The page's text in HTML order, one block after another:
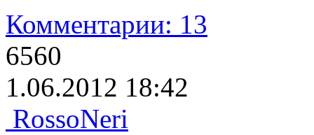
Комментарии: 13
6560
1.06.2012 18:42
RossoNeri